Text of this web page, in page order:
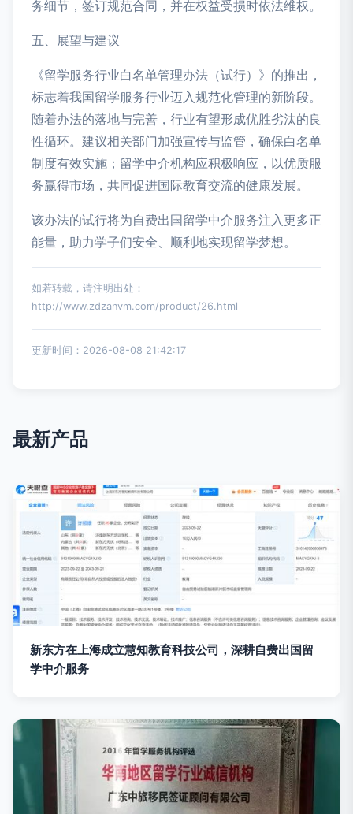
务细节，签订规范合同，并在权益受损时依法维权。
五、展望与建议
《留学服务行业白名单管理办法（试行）》的推出，
标志着我国留学服务行业迈入规范化管理的新阶段。
随着办法的落地与完善，行业有望形成优胜劣汰的良
性循环。建议相关部门加强宣传与监管，确保白名单
制度有效实施；留学中介机构应积极响应，以优质服
务赢得市场，共同促进国际教育交流的健康发展。
该办法的试行将为自费出国留学中介服务注入更多正
能量，助力学子们安全、顺利地实现留学梦想。
如若转载，请注明出处：
http://www.zdzanvm.com/product/26.html
更新时间：2026-08-08 21:42:17
最新产品
新东方在上海成立慧知教育科技公司，深耕自费出国留
学中介服务